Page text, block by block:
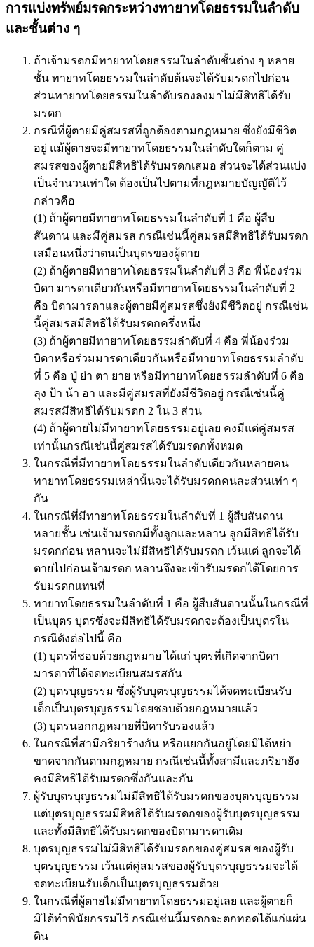
การแบ่งทรัพย์มรดกระหว่างทายาทโดยธรรมในลำดับ
และชั้นต่าง ๆ
ถ้าเจ้ามรดกมีทายาทโดยธรรมในลำดับชั้นต่าง ๆ หลาย
ชั้น ทายาทโดยธรรมในลำดับต้นจะได้รับมรดกไปก่อน
ส่วนทายาทโดยธรรมในลำดับรองลงมาไม่มีสิทธิได้รับ
มรดก
กรณีที่ผู้ตายมีคู่สมรสที่ถูกต้องตามกฎหมาย ซึ่งยังมีชีวิต
อยู่ แม้ผู้ตายจะมีทายาทโดยธรรมในลำดับใดก็ตาม คู่
สมรสของผู้ตายมีสิทธิได้รับมรดกเสมอ ส่วนจะได้ส่วนแบ่ง
เป็นจำนวนเท่าใด ต้องเป็นไปตามที่กฎหมายบัญญัติไว้
กล่าวคือ
(1) ถ้าผู้ตายมีทายาทโดยธรรมในลำดับที่ 1 คือ ผู้สืบ
สันดาน และมีคู่สมรส กรณีเช่นนี้คู่สมรสมีสิทธิได้รับมรดก
เสมือนหนึ่งว่าตนเป็นบุตรของผู้ตาย
(2) ถ้าผู้ตายมีทายาทโดยธรรมในลำดับที่ 3 คือ พี่น้องร่วม
บิดา มารดาเดียวกันหรือมีทายาทโดยธรรมในลำดับที่ 2
คือ บิดามารดาและผู้ตายมีคู่สมรสซึ่งยังมีชีวิตอยู่ กรณีเช่น
นี้คู่สมรสมีสิทธิได้รับมรดกครึ่งหนึ่ง
(3) ถ้าผู้ตายมีทายาทโดยธรรมลำดับที่ 4 คือ พี่น้องร่วม
บิดาหรือร่วมมารดาเดียวกันหรือมีทายาทโดยธรรมลำดับ
ที่ 5 คือ ปู่ ย่า ตา ยาย หรือมีทายาทโดยธรรมลำดับที่ 6 คือ
ลุง ป้า น้า อา และมีคู่สมรสที่ยังมีชีวิตอยู่ กรณีเช่นนี้คู่
สมรสมีสิทธิได้รับมรดก 2 ใน 3 ส่วน
(4) ถ้าผู้ตายไม่มีทายาทโดยธรรมอยู่เลย คงมีแต่คู่สมรส
เท่านั้นกรณีเช่นนี้คู่สมรสได้รับมรดกทั้งหมด
ในกรณีที่มีทายาทโดยธรรมในลำดับเดียวกันหลายคน
ทายาทโดยธรรมเหล่านั้นจะได้รับมรดกคนละส่วนเท่า ๆ
กัน
ในกรณีที่มีทายาทโดยธรรมในลำดับที่ 1 ผู้สืบสันดาน
หลายชั้น เช่นเจ้ามรดกมีทั้งลูกและหลาน ลูกมีสิทธิได้รับ
มรดกก่อน หลานจะไม่มีสิทธิได้รับมรดก เว้นแต่ ลูกจะได้
ตายไปก่อนเจ้ามรดก หลานจึงจะเข้ารับมรดกได้โดยการ
รับมรดกแทนที่
ทายาทโดยธรรมในลำดับที่ 1 คือ ผู้สืบสันดานนั้นในกรณีที่
เป็นบุตร บุตรซึ่งจะมีสิทธิได้รับมรดกจะต้องเป็นบุตรใน
กรณีดังต่อไปนี้ คือ
(1) บุตรที่ชอบด้วยกฎหมาย ได้แก่ บุตรที่เกิดจากบิดา
มารดาที่ได้จดทะเบียนสมรสกัน
(2) บุตรบุญธรรม ซึ่งผู้รับบุตรบุญธรรมได้จดทะเบียนรับ
เด็กเป็นบุตรบุญธรรมโดยชอบด้วยกฎหมายแล้ว
(3) บุตรนอกกฎหมายที่บิดารับรองแล้ว
ในกรณีที่สามีภริยาร้างกัน หรือแยกกันอยู่โดยมิได้หย่า
ขาดจากกันตามกฎหมาย กรณีเช่นนี้ทั้งสามีและภริยายัง
คงมีสิทธิได้รับมรดกซึ่งกันและกัน
ผู้รับบุตรบุญธรรมไม่มีสิทธิได้รับมรดกของบุตรบุญธรรม
แต่บุตรบุญธรรมมีสิทธิได้รับมรดกของผู้รับบุตรบุญธรรม
และทั้งมีสิทธิได้รับมรดกของบิดามารดาเดิม
บุตรบุญธรรมไม่มีสิทธิได้รับมรดกของคู่สมรส ของผู้รับ
บุตรบุญธรรม เว้นแต่คู่สมรสของผู้รับบุตรบุญธรรมจะได้
จดทะเบียนรับเด็กเป็นบุตรบุญธรรมด้วย
ในกรณีที่ผู้ตายไม่มีทายาทโดยธรรมอยู่เลย และผู้ตายก็
มิได้ทำพินัยกรรมไว้ กรณีเช่นนี้มรดกจะตกทอดได้แก่แผ่น
ดิน